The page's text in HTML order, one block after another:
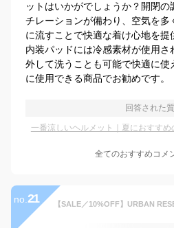
ットはいかがでしょうか？開閉
チレーションが備わり、空気を多
に流すことで快適な着け心地を提
内装パッドには冷感素材が使用さ
外して洗うことも可能で快適に使
に使用できる商品でお勧めです。
回答された
一番涼しいヘルメット｜夏におすすめ
全てのおすすめコメ
no. 21